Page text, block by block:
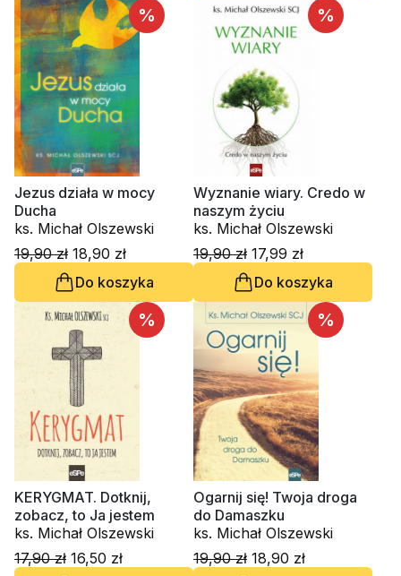
%
Jezus działa w mocy
Ducha
ks. Michał Olszewski
19,90 zł 18,90 zł
Do koszyka
%
Wyznanie wiary. Credo w
naszym życiu
ks. Michał Olszewski
19,90 zł 17,99 zł
Do koszyka
%
KERYGMAT. Dotknij,
zobacz, to Ja jestem
ks. Michał Olszewski
17,90 zł 16,50 zł
%
Ogarnij się! Twoja droga
do Damaszku
ks. Michał Olszewski
19,90 zł 18,90 zł